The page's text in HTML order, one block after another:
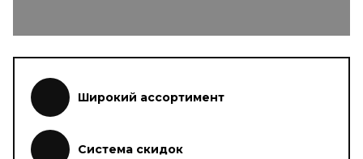
Широкий ассортимент
Система скидок